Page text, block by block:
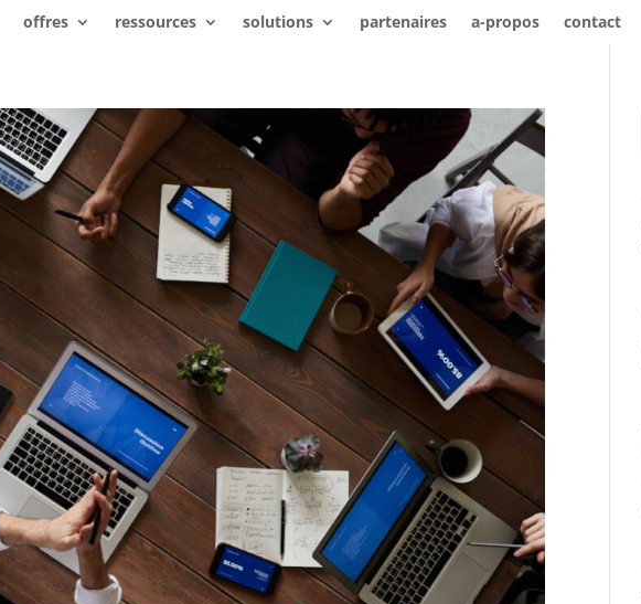
offres ressources solutions partenaires a-propos contact